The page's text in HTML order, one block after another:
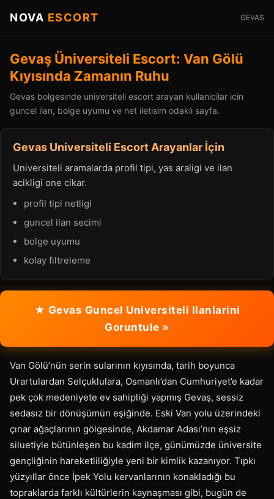
NOVA ESCORT GEVAS
Gevaş Üniversiteli Escort: Van Gölü
Kıyısında Zamanın Ruhu
Gevas bolgesinde universiteli escort arayan kullanicilar icin
guncel ilan, bolge uyumu ve net iletisim odakli sayfa.
Gevas Universiteli Escort Arayanlar İçin
Universiteli aramalarda profil tipi, yas araligi ve ilan
acikligi one cikar.
profil tipi netligi
guncel ilan secimi
bolge uyumu
kolay filtreleme
★ Gevas Guncel Universiteli Ilanlarini
Goruntule »
Van Gölü’nün serin sularının kıyısında, tarih boyunca
Urartulardan Selçuklulara, Osmanlı’dan Cumhuriyet’e kadar
pek çok medeniyete ev sahipliği yapmış Gevaş, sessiz
sedasız bir dönüşümün eşiğinde. Eski Van yolu üzerindeki
çınar ağaçlarının gölgesinde, Akdamar Adası’nın eşsiz
siluetiyle bütünleşen bu kadim ilçe, günümüzde üniversite
gençliğinin hareketliliğiyle yeni bir kimlik kazanıyor. Tıpkı
yüzyıllar önce İpek Yolu kervanlarının konakladığı bu
topraklarda farklı kültürlerin kaynaşması gibi, bugün de